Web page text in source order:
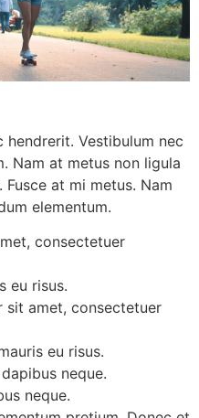
Vestibulum nec
Nam at metus non ligula
at mi metus. Nam
elementum.
consectetuer
eu risus.
sit amet, consectetuer
eu risus.
neque.
neque.